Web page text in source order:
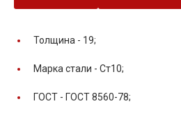
Толщина - 19;
Марка стали - Ст10;
ГОСТ - ГОСТ 8560-78;